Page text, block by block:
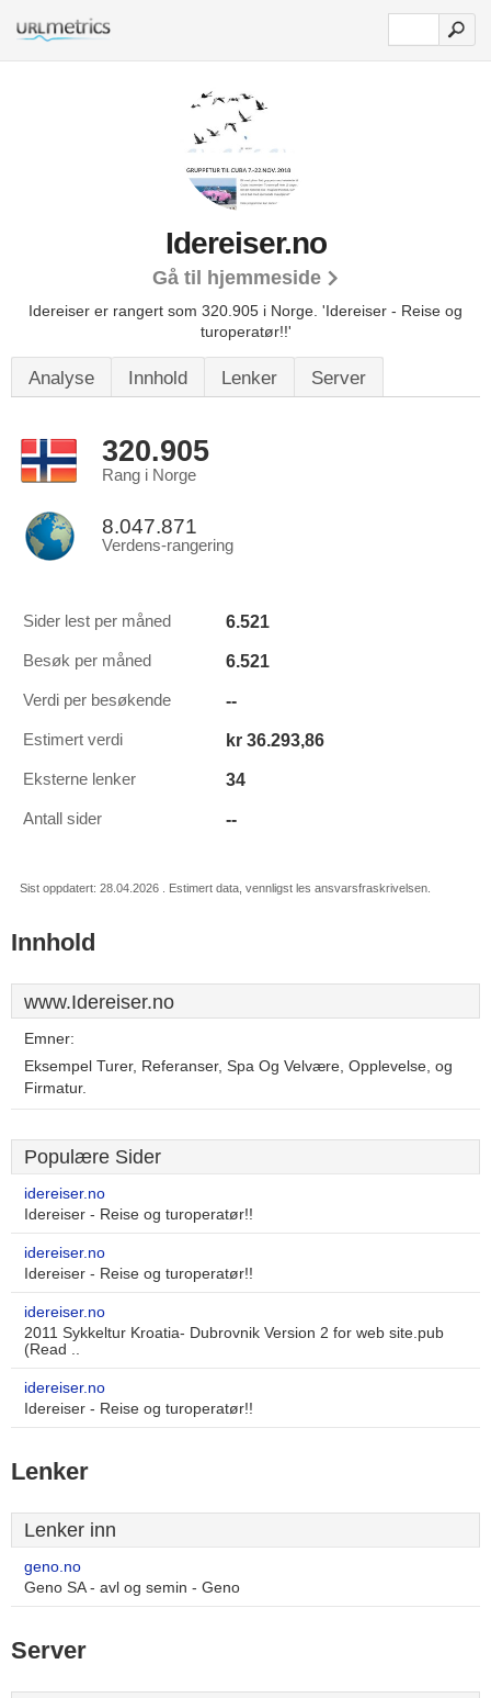
Idereiser.no
Gå til hjemmeside
Idereiser er rangert som 320.905 i Norge. 'Idereiser - Reise og
turoperatør!!'
Analyse Innhold Lenker Server
320.905
Rang i Norge
8.047.871
Verdens-rangering
Sider lest per måned 6.521
Besøk per måned 6.521
Verdi per besøkende --
Estimert verdi kr 36.293,86
Eksterne lenker 34
Antall sider --
Sist oppdatert: 28.04.2026 . Estimert data, vennligst les ansvarsfraskrivelsen.
Innhold
www.Idereiser.no
Emner:
Eksempel Turer, Referanser, Spa Og Velvære, Opplevelse, og
Firmatur.
Populære Sider
idereiser.no
Idereiser - Reise og turoperatør!!
idereiser.no
Idereiser - Reise og turoperatør!!
idereiser.no
2011 Sykkeltur Kroatia- Dubrovnik Version 2 for web site.pub
(Read ..
idereiser.no
Idereiser - Reise og turoperatør!!
Lenker
Lenker inn
geno.no
Geno SA - avl og semin - Geno
Server